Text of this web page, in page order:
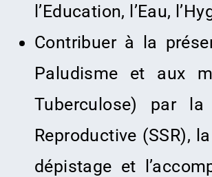
l’Education, l’Eau,
Contribuer à la
Paludisme et aux
Tuberculose) par
Reproductive (SSR),
dépistage et